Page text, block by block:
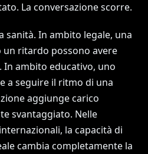
La conversazione scorre.
sanità. In ambito legale, una
ritardo possono avere
In ambito educativo, uno
a seguire il ritmo di una
aggiunge carico
svantaggiato. Nelle
la capacità di
cambia completamente la